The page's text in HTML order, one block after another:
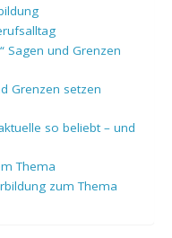
Sagen und Grenzen
Grenzen setzen
so beliebt – und
Thema
zum Thema